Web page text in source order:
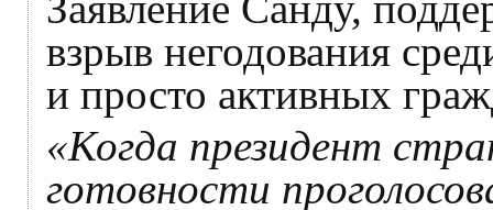
взрыв негодования
и просто активных
«Когда президент
готовности